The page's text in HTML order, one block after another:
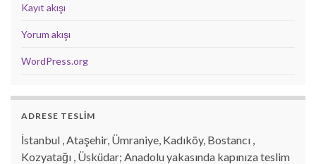
Kayıt akışı
Yorum akışı
WordPress.org
ADRESE TESLİM
İstanbul , Ataşehir, Ümraniye, Kadıköy, Bostancı ,
Kozyatağı , Üsküdar; Anadolu yakasında kapınıza teslim